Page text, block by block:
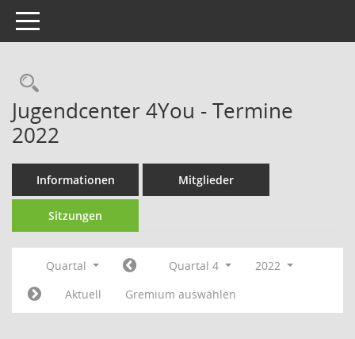
Toggle navigation
Rechercheauswahl
Jugendcenter 4You - Termine
2022
Informationen Mitglieder
Sitzungen
Quartal Quartal 4
2022
Aktuell
Gremium auswählen